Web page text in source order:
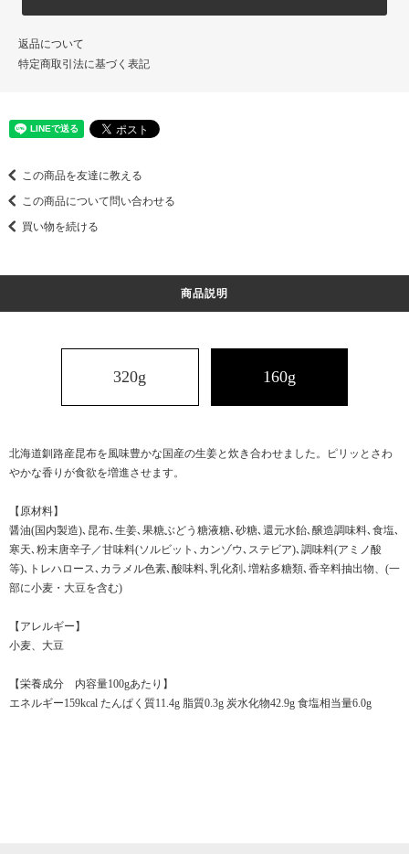
返品について
特定商取引法に基づく表記
この商品を友達に教える
この商品について問い合わせる
買い物を続ける
商品説明
320g 160g
北海道釧路産昆布を風味豊かな国産の生姜と炊き合わせました。ピリッとさわ
やかな香りが食欲を増進させます。
【原材料】
醤油(国内製造)､昆布､生姜､果糖ぶどう糖液糖､砂糖､還元水飴､醸造調味料､食塩､
寒天､粉末唐辛子／甘味料(ソルビット､カンゾウ､ステビア)､調味料(アミノ酸
等)､トレハロース､カラメル色素､酸味料､乳化剤､増粘多糖類､香辛料抽出物、(一
部に小麦・大豆を含む)
【アレルギー】
小麦、大豆
【栄養成分 内容量100gあたり】
エネルギー159kcal たんぱく質11.4g 脂質0.3g 炭水化物42.9g 食塩相当量6.0g